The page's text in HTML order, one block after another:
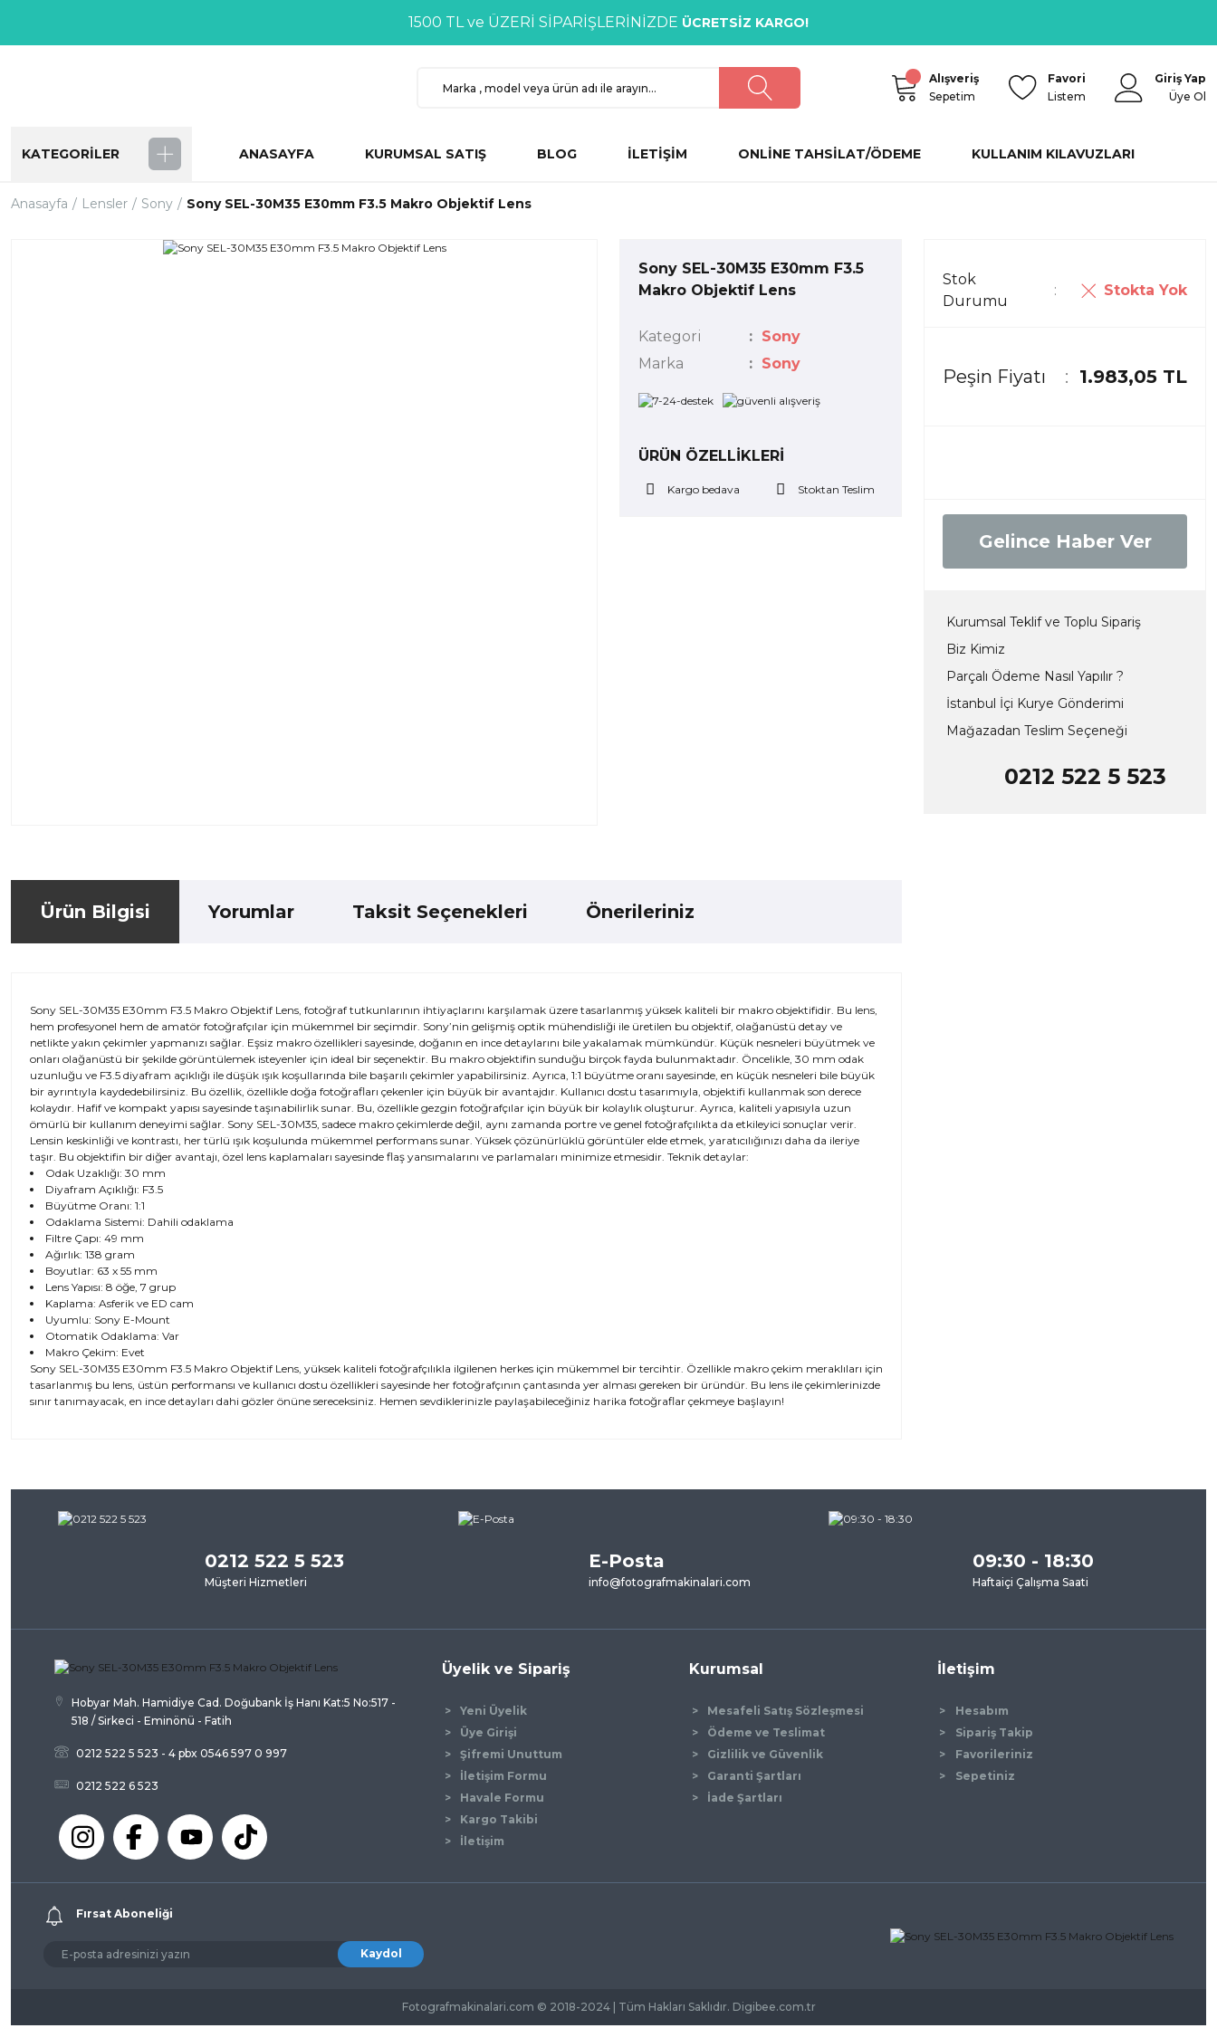
1500 TL ve ÜZERİ SİPARİŞLERİNİZDE ÜCRETSİZ KARGO!
Alışveriş
Sepetim
Favori
Listem
Giriş Yap
Üye Ol
KATEGORİLER ANASAYFA KURUMSAL SATIŞ BLOG İLETİŞİM ONLİNE TAHSİLAT/ÖDEME KULLANIM KILAVUZLARI
Anasayfa Lensler Sony Sony SEL-30M35 E30mm F3.5 Makro Objektif Lens
Sony SEL-30M35 E30mm F3.5
Makro Objektif Lens
Kategori
Sony
Marka
Sony
ÜRÜN ÖZELLİKLERİ
Kargo bedava Stoktan Teslim
Stok
Durumu
Stokta Yok
Peşin Fiyatı 1.983,05 TL
Gelince Haber Ver
Kurumsal Teklif ve Toplu Sipariş
Biz Kimiz
Parçalı Ödeme Nasıl Yapılır ?
İstanbul İçi Kurye Gönderimi
Mağazadan Teslim Seçeneği
0212 522 5 523
Ürün Bilgisi Yorumlar Taksit Seçenekleri Önerileriniz
Sony SEL-30M35 E30mm F3.5 Makro Objektif Lens, fotoğraf tutkunlarının ihtiyaçlarını karşılamak üzere tasarlanmış yüksek kaliteli bir makro objektifidir. Bu lens,
hem profesyonel hem de amatör fotoğrafçılar için mükemmel bir seçimdir. Sony’nin gelişmiş optik mühendisliği ile üretilen bu objektif, olağanüstü detay ve
netlikte yakın çekimler yapmanızı sağlar. Eşsiz makro özellikleri sayesinde, doğanın en ince detaylarını bile yakalamak mümkündür. Küçük nesneleri büyütmek ve
onları olağanüstü bir şekilde görüntülemek isteyenler için ideal bir seçenektir. Bu makro objektifin sunduğu birçok fayda bulunmaktadır. Öncelikle, 30 mm odak
uzunluğu ve F3.5 diyafram açıklığı ile düşük ışık koşullarında bile başarılı çekimler yapabilirsiniz. Ayrıca, 1:1 büyütme oranı sayesinde, en küçük nesneleri bile büyük
bir ayrıntıyla kaydedebilirsiniz. Bu özellik, özellikle doğa fotoğrafları çekenler için büyük bir avantajdır. Kullanıcı dostu tasarımıyla, objektifi kullanmak son derece
kolaydır. Hafif ve kompakt yapısı sayesinde taşınabilirlik sunar. Bu, özellikle gezgin fotoğrafçılar için büyük bir kolaylık oluşturur. Ayrıca, kaliteli yapısıyla uzun
ömürlü bir kullanım deneyimi sağlar. Sony SEL-30M35, sadece makro çekimlerde değil, aynı zamanda portre ve genel fotoğrafçılıkta da etkileyici sonuçlar verir.
Lensin keskinliği ve kontrastı, her türlü ışık koşulunda mükemmel performans sunar. Yüksek çözünürlüklü görüntüler elde etmek, yaratıcılığınızı daha da ileriye
taşır. Bu objektifin bir diğer avantajı, özel lens kaplamaları sayesinde flaş yansımalarını ve parlamaları minimize etmesidir. Teknik detaylar:
Odak Uzaklığı: 30 mm
Diyafram Açıklığı: F3.5
Büyütme Oranı: 1:1
Odaklama Sistemi: Dahili odaklama
Filtre Çapı: 49 mm
Ağırlık: 138 gram
Boyutlar: 63 x 55 mm
Lens Yapısı: 8 öğe, 7 grup
Kaplama: Asferik ve ED cam
Uyumlu: Sony E-Mount
Otomatik Odaklama: Var
Makro Çekim: Evet
Sony SEL-30M35 E30mm F3.5 Makro Objektif Lens, yüksek kaliteli fotoğrafçılıkla ilgilenen herkes için mükemmel bir tercihtir. Özellikle makro çekim meraklıları için
tasarlanmış bu lens, üstün performansı ve kullanıcı dostu özellikleri sayesinde her fotoğrafçının çantasında yer alması gereken bir üründür. Bu lens ile çekimlerinizde
sınır tanımayacak, en ince detayları dahi gözler önüne sereceksiniz. Hemen sevdiklerinizle paylaşabileceğiniz harika fotoğraflar çekmeye başlayın!
Görüş ve önerileriniz için teşekkür ederiz.
Ürün resmi kalitesiz, bozuk veya görüntülenemiyor.
Ürün açıklamasında eksik bilgiler bulunuyor.
Ürün fiyatı diğer sitelerden daha pahalı.
Bu ürüne benzer farklı alternatifler olmalı.
Gönder
0212 522 5 523
Müşteri Hizmetleri
E-Posta
info@fotografmakinalari.com
09:30 - 18:30
Haftaiçi Çalışma Saati
Hobyar Mah. Hamidiye Cad. Doğubank İş Hanı Kat:5 No:517 -
518 / Sirkeci - Eminönü - Fatih
0212 522 5 523 - 4 pbx 0546 597 0 997
0212 522 6 523
Üyelik ve Sipariş
Yeni Üyelik
Üye Girişi
Şifremi Unuttum
İletişim Formu
Havale Formu
Kargo Takibi
İletişim
Kurumsal
Mesafeli Satış Sözleşmesi
Ödeme ve Teslimat
Gizlilik ve Güvenlik
Garanti Şartları
İade Şartları
İletişim
Hesabım
Sipariş Takip
Favorileriniz
Sepetiniz
Fırsat Aboneliği
Kaydol
Fotografmakinalari.com © 2018-2024 | Tüm Hakları Saklıdır. Digibee.com.tr